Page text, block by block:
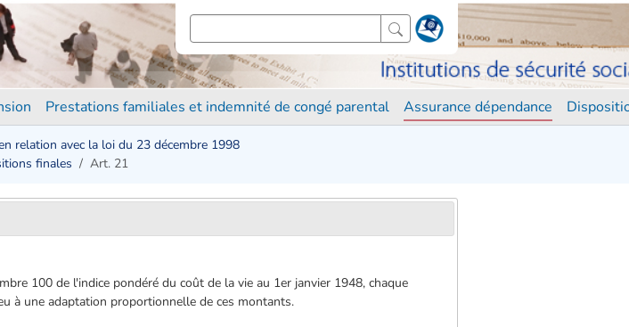
Prestations familiales et indemnité de congé parental Assurance dépendance
relation avec la loi du 23 décembre 1998
finales Art. 21
100 de l'indice pondéré du coût de la vie au 1er janvier 1948, chaque
à une adaptation proportionnelle de ces montants.